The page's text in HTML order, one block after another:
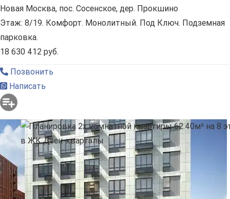
Новая Москва, пос. Сосенское, дер. Прокшино
Этаж: 8/19. Комфорт. Монолитный. Под Ключ. Подземная
парковка.
18 630 412 руб.
Позвонить
Написать